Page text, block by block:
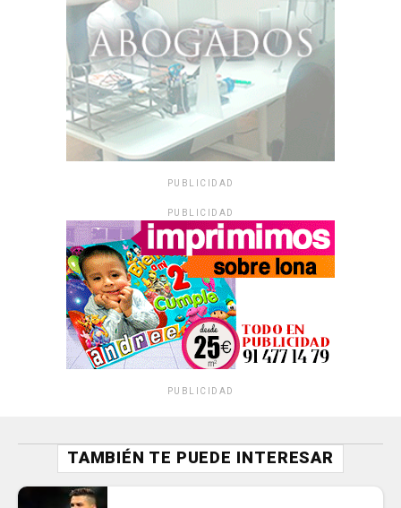
PUBLICIDAD
PUBLICIDAD
PUBLICIDAD
TAMBIÉN TE PUEDE INTERESAR